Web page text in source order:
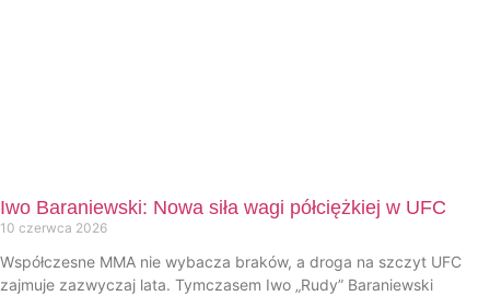
Iwo Baraniewski: Nowa siła wagi półciężkiej w UFC
10 czerwca 2026
Współczesne MMA nie wybacza braków, a droga na szczyt UFC
zajmuje zazwyczaj lata. Tymczasem Iwo „Rudy” Baraniewski